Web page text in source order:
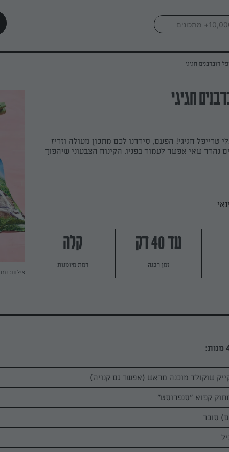
דובדבנים חגיגי
חגיגי
טרייפל חגיגי! הפעם, סידרנו לכם מתכון מעולה וזריז
נהדר שאי אפשר לעמוד בפניו. הקינוח הצבעוני שיהפוך
עד 40 דק
זמן הכנה
קלה
רמת מיומנות
צילום: